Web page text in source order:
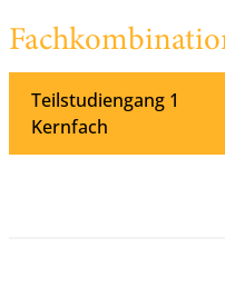
Teilstudiengang 1
Kernfach